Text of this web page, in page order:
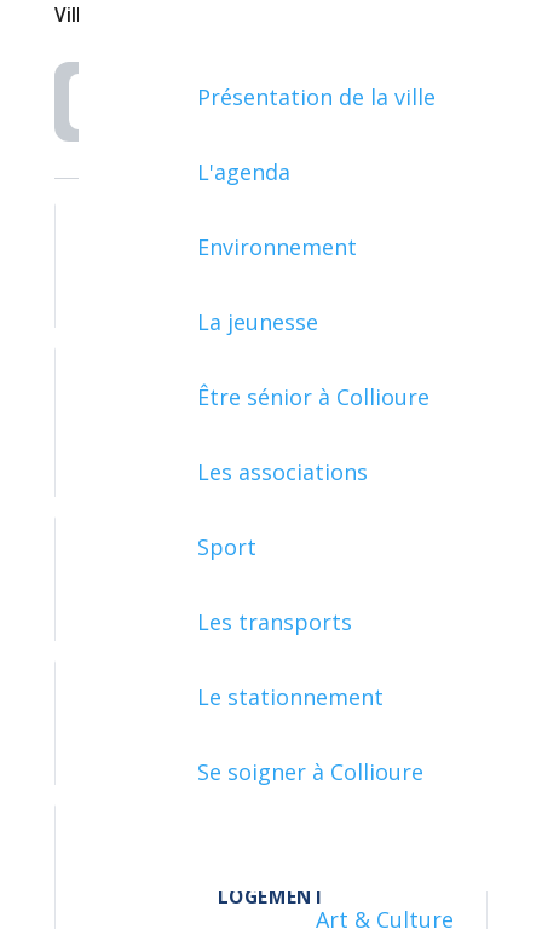
Présentation de la ville
L'agenda
Environnement
La jeunesse
Être sénior à Collioure
Les associations
Sport
Les transports
Le stationnement
Se soigner à Collioure
Art & Culture
Ville de Collioure
Rechercher
FONDS DE DOTATION
FAMILLE - SCOLARITÉ
LOGEMENT